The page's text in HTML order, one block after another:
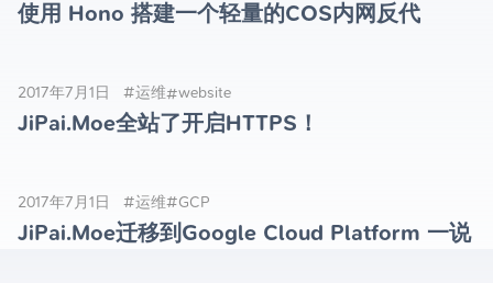
使用 Hono 搭建一个轻量的COS内网反代
2017年7月1日 #运维#website
JiPai.Moe全站了开启HTTPS！
2017年7月1日 #运维#GCP
JiPai.Moe迁移到Google Cloud Platform 一说